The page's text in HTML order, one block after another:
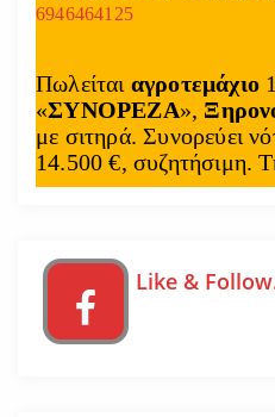
6946464125
Πωλείται αγροτεμάχιο
«ΣΥΝΟΡΕΖΑ»,
με σιτηρά. Συνορεύει
14.500 €, συζητήσιμη.
Like &